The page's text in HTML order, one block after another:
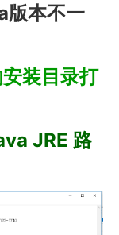
版本不一
装目录打
JRE 路